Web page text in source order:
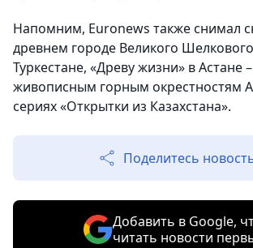
Напомним, Euronews также снимал
древнем городе Великого
Туркестане, «Древу жизни» в Астане
живописным горным окрестностям
сериях «Открытки из Казахстана».
Поделитесь
Добавить в Google,
читать новости